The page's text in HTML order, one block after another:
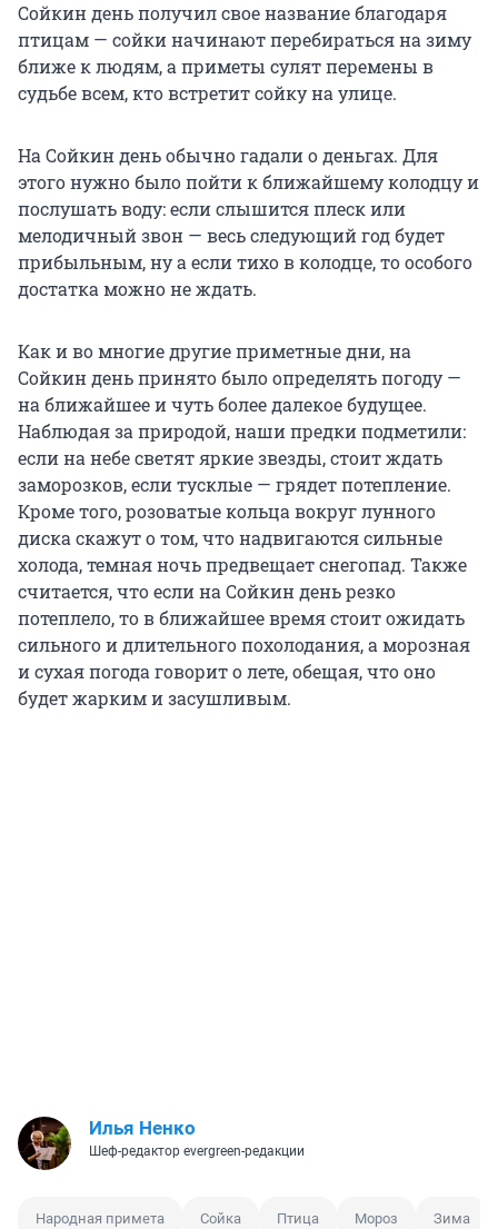
Сойкин день получил свое название благодаря
птицам — сойки начинают перебираться на зиму
ближе к людям, а приметы сулят перемены в
судьбе всем, кто встретит сойку на улице.
На Сойкин день обычно гадали о деньгах. Для
этого нужно было пойти к ближайшему колодцу и
послушать воду: если слышится плеск или
мелодичный звон — весь следующий год будет
прибыльным, ну а если тихо в колодце, то особого
достатка можно не ждать.
Как и во многие другие приметные дни, на
Сойкин день принято было определять погоду —
на ближайшее и чуть более далекое будущее.
Наблюдая за природой, наши предки подметили:
если на небе светят яркие звезды, стоит ждать
заморозков, если тусклые — грядет потепление.
Кроме того, розоватые кольца вокруг лунного
диска скажут о том, что надвигаются сильные
холода, темная ночь предвещает снегопад. Также
считается, что если на Сойкин день резко
потеплело, то в ближайшее время стоит ожидать
сильного и длительного похолодания, а морозная
и сухая погода говорит о лете, обещая, что оно
будет жарким и засушливым.
Илья Ненко
Шеф-редактор evergreen-редакции
Народная примета Сойка Птица Мороз Зима